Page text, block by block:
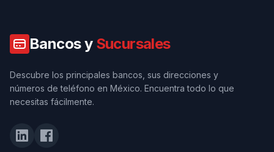
Bancos y Sucursales
Descubre los principales bancos, sus direcciones y
números de teléfono en México. Encuentra todo lo que
necesitas fácilmente.